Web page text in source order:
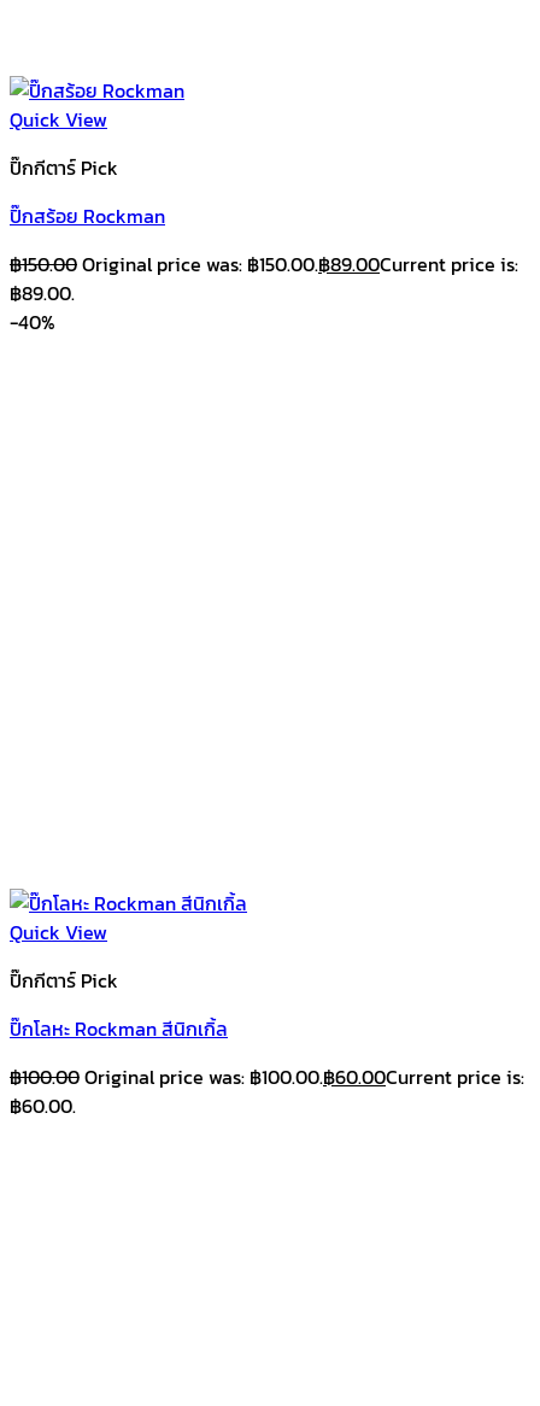
Quick View
ปิ๊กกีตาร์ Pick
ปิ๊กสร้อย Rockman
฿150.00Original price was: ฿150.00.฿89.00Current price is:
฿89.00.
-40%
Quick View
ปิ๊กกีตาร์ Pick
ปิ๊กโลหะ Rockman สีนิกเกิ้ล
฿100.00Original price was: ฿100.00.฿60.00Current price is:
฿60.00.